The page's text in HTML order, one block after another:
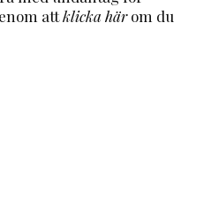
attklicka härom du